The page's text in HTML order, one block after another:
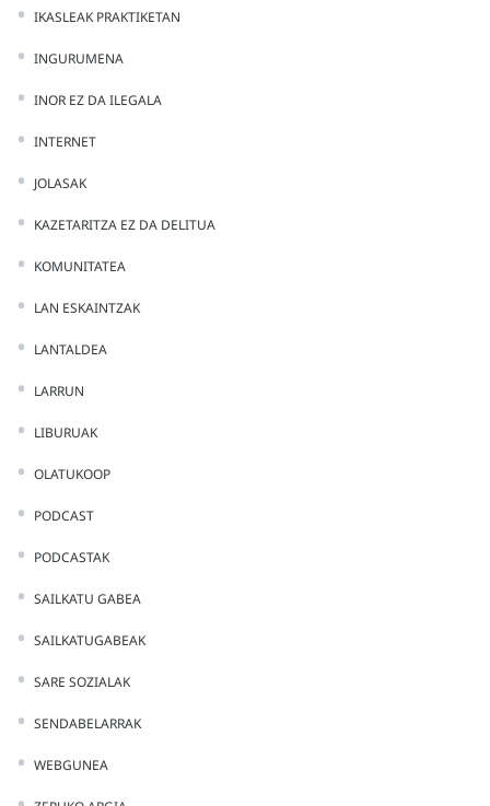
IKASLEAK PRAKTIKETAN
INGURUMENA
INOR EZ DA ILEGALA
INTERNET
JOLASAK
KAZETARITZA EZ DA DELITUA
KOMUNITATEA
LAN ESKAINTZAK
LANTALDEA
LARRUN
LIBURUAK
OLATUKOOP
PODCAST
PODCASTAK
SAILKATU GABEA
SAILKATUGABEAK
SARE SOZIALAK
SENDABELARRAK
WEBGUNEA